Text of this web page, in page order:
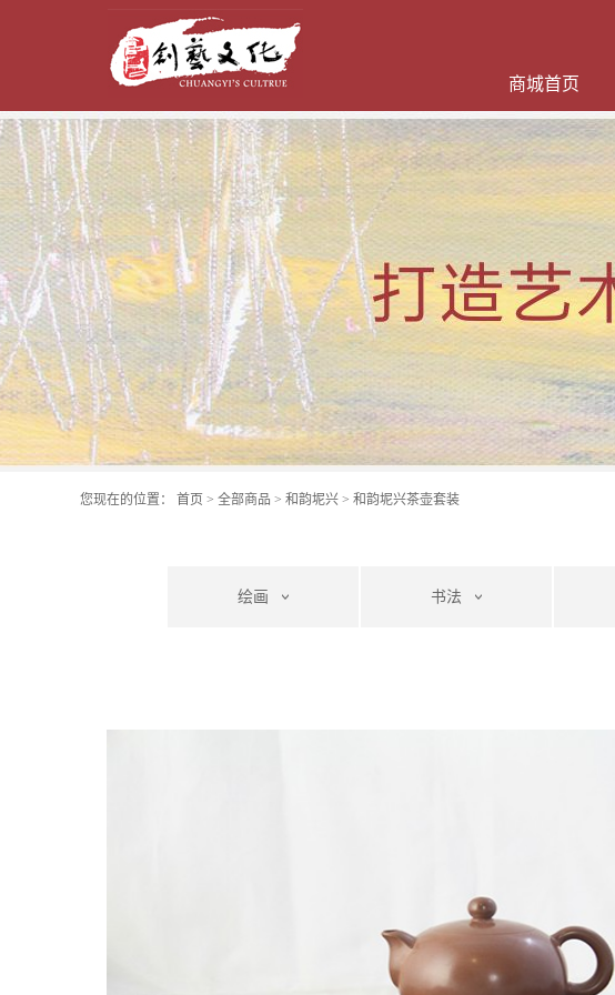
商城首页
您现在的位置： 首页 > 全部商品 > 和韵坭兴 > 和韵坭兴茶壶套装
绘画 书法